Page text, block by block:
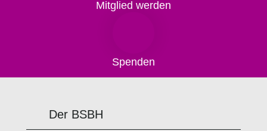
Mitglied werden
Spenden
Der BSBH